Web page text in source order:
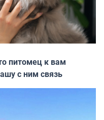
питомец к вам
с ним связь